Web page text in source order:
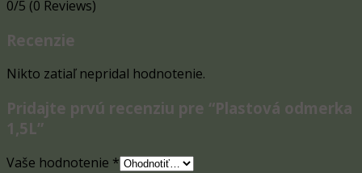
0/5 (0 Reviews)
Recenzie
Nikto zatiaľ nepridal hodnotenie.
Pridajte prvú recenziu pre “Plastová odmerka
1,5L”
Vaše hodnotenie *